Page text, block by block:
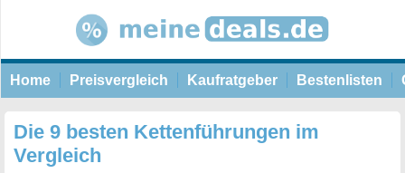
Home Preisvergleich Kaufratgeber Bestenlisten
Die 9 besten Kettenführungen im
Vergleich